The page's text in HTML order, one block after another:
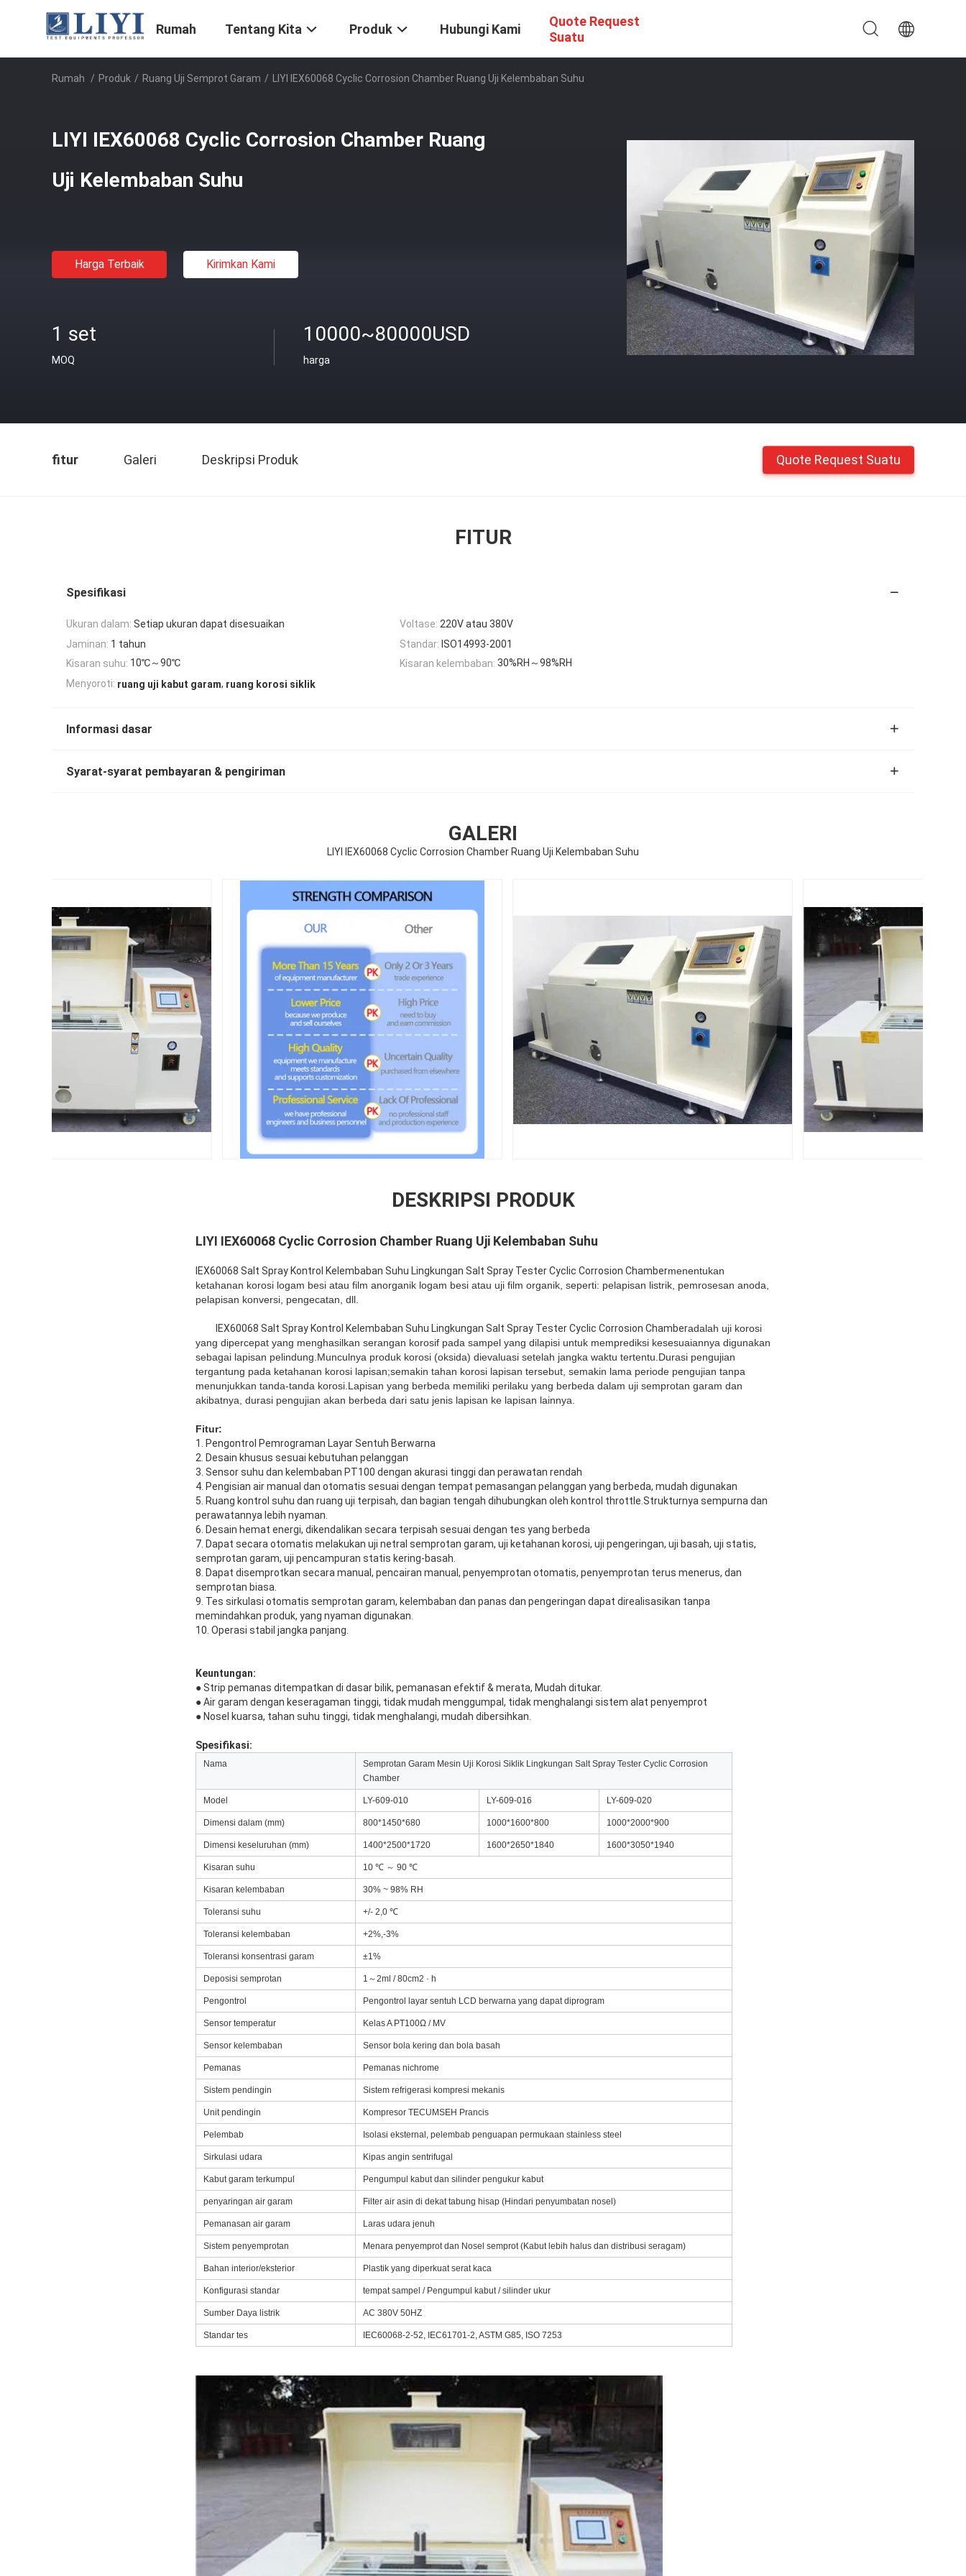
Rumah Tentang Kita Produk Hubungi Kami
Quote Request
Suatu
Rumah / Produk / Ruang Uji Semprot Garam / LIYI IEX60068 Cyclic Corrosion Chamber Ruang Uji Kelembaban Suhu
LIYI IEX60068 Cyclic Corrosion Chamber Ruang
Uji Kelembaban Suhu
Harga Terbaik Kirimkan Kami
1 set
MOQ
10000~80000USD
harga
fitur Galeri Deskripsi Produk Quote Request Suatu
FITUR
Spesifikasi
Ukuran dalam: Setiap ukuran dapat disesuaikan Voltase: 220V atau 380V
Jaminan: 1 tahun Standar: ISO14993-2001
Kisaran suhu: 10℃～90℃ Kisaran kelembaban: 30%RH～98%RH
Menyoroti: ruang uji kabut garam, ruang korosi siklik
Informasi dasar
Syarat-syarat pembayaran & pengiriman
GALERI
LIYI IEX60068 Cyclic Corrosion Chamber Ruang Uji Kelembaban Suhu
DESKRIPSI PRODUK
LIYI IEX60068 Cyclic Corrosion Chamber Ruang Uji Kelembaban Suhu
IEX60068 Salt Spray Kontrol Kelembaban Suhu Lingkungan Salt Spray Tester Cyclic Corrosion Chambermenentukan
ketahanan korosi logam besi atau film anorganik logam besi atau uji film organik, seperti: pelapisan listrik, pemrosesan anoda,
pelapisan konversi, pengecatan, dll.
IEX60068 Salt Spray Kontrol Kelembaban Suhu Lingkungan Salt Spray Tester Cyclic Corrosion Chamberadalah uji korosi
yang dipercepat yang menghasilkan serangan korosif pada sampel yang dilapisi untuk memprediksi kesesuaiannya digunakan
sebagai lapisan pelindung.Munculnya produk korosi (oksida) dievaluasi setelah jangka waktu tertentu.Durasi pengujian
tergantung pada ketahanan korosi lapisan;semakin tahan korosi lapisan tersebut, semakin lama periode pengujian tanpa
menunjukkan tanda-tanda korosi.Lapisan yang berbeda memiliki perilaku yang berbeda dalam uji semprotan garam dan
akibatnya, durasi pengujian akan berbeda dari satu jenis lapisan ke lapisan lainnya.
Fitur:
1. Pengontrol Pemrograman Layar Sentuh Berwarna
2. Desain khusus sesuai kebutuhan pelanggan
3. Sensor suhu dan kelembaban PT100 dengan akurasi tinggi dan perawatan rendah
4. Pengisian air manual dan otomatis sesuai dengan tempat pemasangan pelanggan yang berbeda, mudah digunakan
5. Ruang kontrol suhu dan ruang uji terpisah, dan bagian tengah dihubungkan oleh kontrol throttle.Strukturnya sempurna dan
perawatannya lebih nyaman.
6. Desain hemat energi, dikendalikan secara terpisah sesuai dengan tes yang berbeda
7. Dapat secara otomatis melakukan uji netral semprotan garam, uji ketahanan korosi, uji pengeringan, uji basah, uji statis,
semprotan garam, uji pencampuran statis kering-basah.
8. Dapat disemprotkan secara manual, pencairan manual, penyemprotan otomatis, penyemprotan terus menerus, dan
semprotan biasa.
9. Tes sirkulasi otomatis semprotan garam, kelembaban dan panas dan pengeringan dapat direalisasikan tanpa
memindahkan produk, yang nyaman digunakan.
10. Operasi stabil jangka panjang.
Keuntungan:
● Strip pemanas ditempatkan di dasar bilik, pemanasan efektif & merata, Mudah ditukar.
● Air garam dengan keseragaman tinggi, tidak mudah menggumpal, tidak menghalangi sistem alat penyemprot
● Nosel kuarsa, tahan suhu tinggi, tidak menghalangi, mudah dibersihkan.
Spesifikasi:
Nama
Semprotan Garam Mesin Uji Korosi Siklik Lingkungan Salt Spray Tester Cyclic Corrosion
Chamber
Model LY-609-010 LY-609-016 LY-609-020
Dimensi dalam (mm) 800*1450*680 1000*1600*800 1000*2000*900
Dimensi keseluruhan (mm) 1400*2500*1720 1600*2650*1840 1600*3050*1940
Kisaran suhu 10 ℃ ～ 90 ℃
Kisaran kelembaban 30% ~ 98% RH
Toleransi suhu +/- 2,0 ℃
Toleransi kelembaban +2%,-3%
Toleransi konsentrasi garam ±1%
Deposisi semprotan 1～2ml / 80cm2 · h
Pengontrol Pengontrol layar sentuh LCD berwarna yang dapat diprogram
Sensor temperatur Kelas A PT100Ω / MV
Sensor kelembaban Sensor bola kering dan bola basah
Pemanas Pemanas nichrome
Sistem pendingin Sistem refrigerasi kompresi mekanis
Unit pendingin Kompresor TECUMSEH Prancis
Pelembab Isolasi eksternal, pelembab penguapan permukaan stainless steel
Sirkulasi udara Kipas angin sentrifugal
Kabut garam terkumpul Pengumpul kabut dan silinder pengukur kabut
penyaringan air garam Filter air asin di dekat tabung hisap (Hindari penyumbatan nosel)
Pemanasan air garam Laras udara jenuh
Sistem penyemprotan Menara penyemprot dan Nosel semprot (Kabut lebih halus dan distribusi seragam)
Bahan interior/eksterior Plastik yang diperkuat serat kaca
Konfigurasi standar tempat sampel / Pengumpul kabut / silinder ukur
Sumber Daya listrik AC 380V 50HZ
Standar tes IEC60068-2-52, IEC61701-2, ASTM G85, ISO 7253